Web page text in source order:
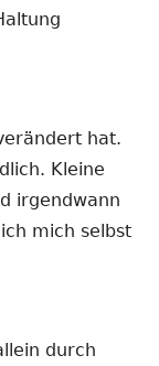
hat.
Kleine
irgendwann
mich selbst
durch